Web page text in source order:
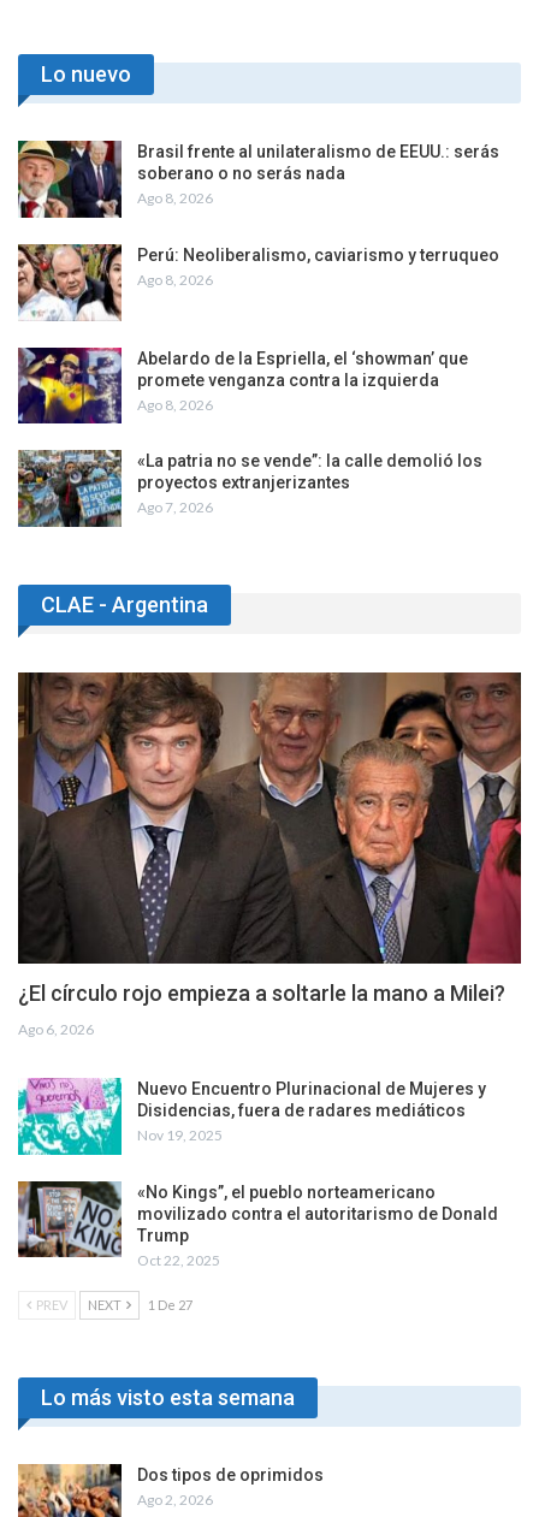
Lo nuevo
Brasil frente al unilateralismo de EEUU.: serás
soberano o no serás nada
Ago 8, 2026
Perú: Neoliberalismo, caviarismo y terruqueo
Ago 8, 2026
Abelardo de la Espriella, el ‘showman’ que
promete venganza contra la izquierda
Ago 8, 2026
«La patria no se vende”: la calle demolió los
proyectos extranjerizantes
Ago 7, 2026
CLAE - Argentina
¿El círculo rojo empieza a soltarle la mano a Milei?
Ago 6, 2026
Nuevo Encuentro Plurinacional de Mujeres y
Disidencias, fuera de radares mediáticos
Nov 19, 2025
«No Kings”, el pueblo norteamericano
movilizado contra el autoritarismo de Donald
Trump
Oct 22, 2025
PREV NEXT 1 De 27
Lo más visto esta semana
Dos tipos de oprimidos
Ago 2, 2026